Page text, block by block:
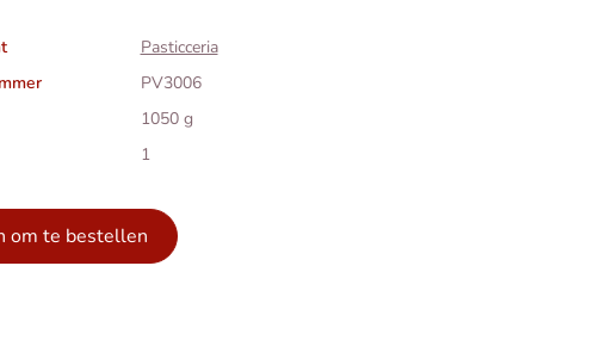
Pasticceria
PV3006
1050 g
1
om te bestellen